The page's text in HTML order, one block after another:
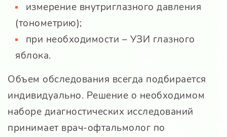
измерение внутриглазного давления
(тонометрию);
при необходимости – УЗИ глазного
яблока.
Объем обследования всегда подбирается
индивидуально. Решение о необходимом
наборе диагностических исследований
принимает врач-офтальмолог по